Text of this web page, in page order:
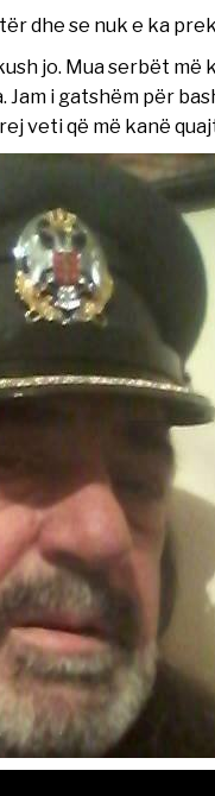
dhe se nuk e ka
jo. Mua serbët më
i gatshëm për
veti që më kanë